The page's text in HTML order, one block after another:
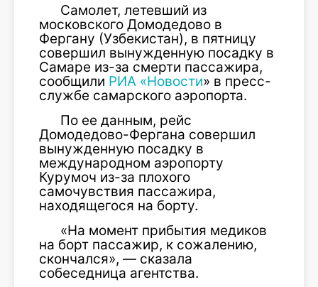
Самолет, летевший из
московского Домодедово в
Фергану (Узбекистан), в пятницу
совершил вынужденную посадку в
Самаре из-за смерти пассажира,
сообщили РИА «Новости» в пресс-
службе самарского аэропорта.
По ее данным, рейс
Домодедово-Фергана совершил
вынужденную посадку в
международном аэропорту
Курумоч из-за плохого
самочувствия пассажира,
находящегося на борту.
«На момент прибытия медиков
на борт пассажир, к сожалению,
скончался», — сказала
собеседница агентства.